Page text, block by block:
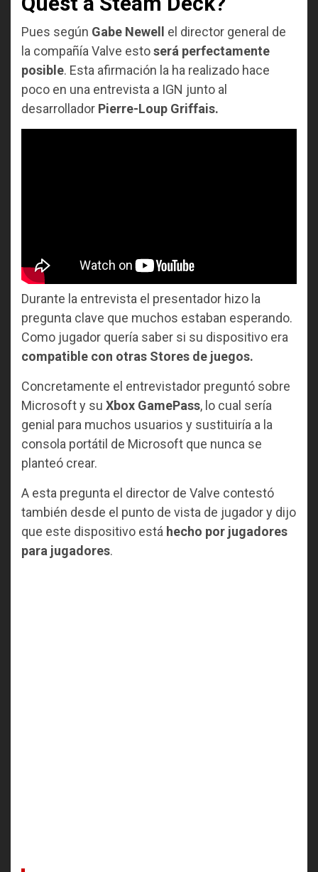
Pues según Gabe Newell
el director general de
la compañía Valve estoserá perfectamente
posible. Esta afirmación la ha realizado hace
poco en una entrevista a IGN junto al
desarrollador Pierre-Loup Griffais.
Durante la entrevista el presentador hizo la
pregunta clave que muchos estaban esperando.
Como jugador quería saber si su dispositivo era
compatible con otras Stores de juegos.
Concretamente el entrevistador preguntó sobre
Microsoft y su Xbox GamePass, lo cual sería
genial para muchos usuarios y sustituiría a la
consola portátil de Microsoft que nunca se
planteó crear.
A esta pregunta el director de Valve contestó
también desde el punto de vista de jugador y dijo
que este dispositivo está hecho por jugadores
para jugadores.